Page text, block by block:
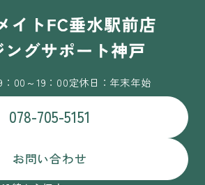
：00～19：00定休日：年末年始
078-705-5151
お問い合わせ